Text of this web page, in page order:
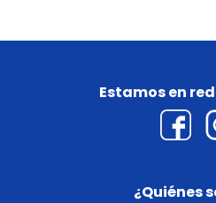
¿Quiénes
Estamos en